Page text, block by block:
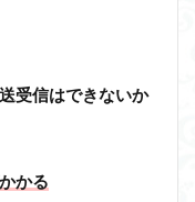
受信はできないか
かる